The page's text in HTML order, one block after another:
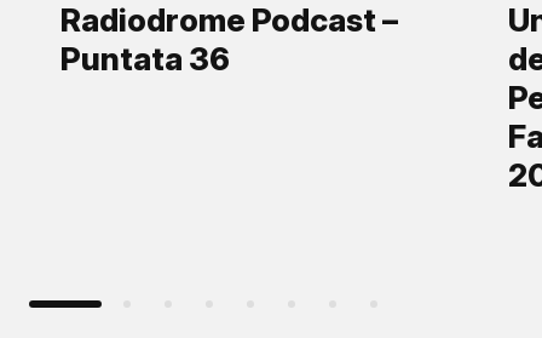
Radiodrome Podcast –
Puntata 36